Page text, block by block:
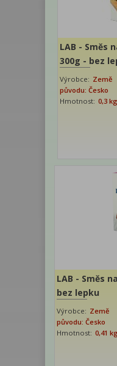
LAB - Směs
300g - bez
Výrobce: Země
původu: Česko
Hmotnost: 0,3 kg
LAB - Směs
bez lepku
Výrobce: Země
původu: Česko
Hmotnost: 0,41 kg